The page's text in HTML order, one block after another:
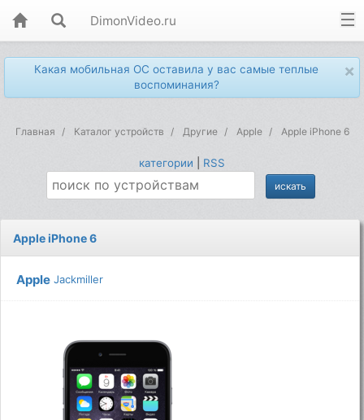
DimonVideo.ru
×
Какая мобильная ОС оставила у вас самые теплые
воспоминания?
Главная Каталог устройств Другие Apple Apple iPhone 6
категории RSS
Apple iPhone 6
Apple Jackmiller